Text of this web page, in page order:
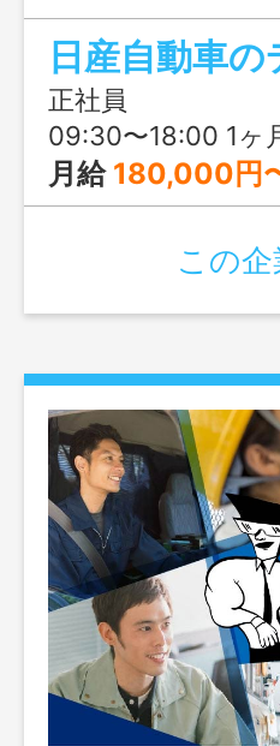
からのU・Iターン
正社員
09:30〜18:00 1ヶ月単位の変形労働時間制。 所定の
月給 180,000円
この